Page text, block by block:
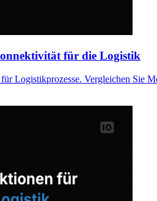
für die Logistik
Logistikprozesse. Vergleichen